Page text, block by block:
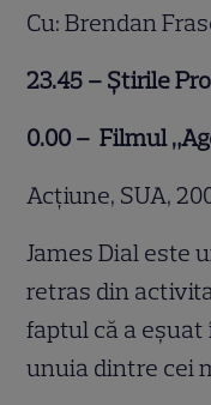
Cu: Brendan
23.45 – Știrile
0.00 – Filmul
Acțiune, SUA,
James Dial este
retras din
faptul că a
unuia dintre cei